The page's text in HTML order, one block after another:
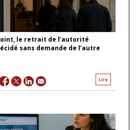
le retrait de l’autorité
sans demande de l’autre
Lire